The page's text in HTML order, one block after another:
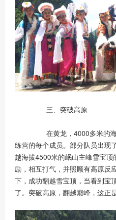
三、突破高原
在黄龙，4000多米的
练营的每个成员。部分队员出现
越海拔4500米的岷山主峰雪宝
励，相互打气，并照顾有高原反
下，成功翻越雪宝顶，当看到宝
了。突破高原，翻越巅峰，这正